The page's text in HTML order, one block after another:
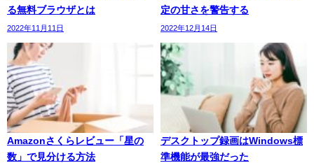
る無料ブラウザとは
2022年11月11日
定の甘さを警告する
2022年12月14日
Amazonさくらレビュー「星の
数」で見分ける方法
デスクトップ録画はWindows標
準機能が最強だった